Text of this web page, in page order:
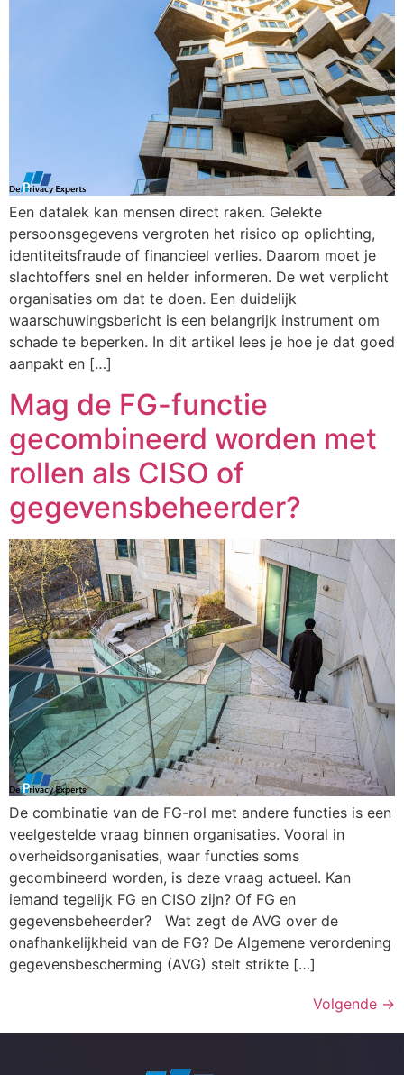
Een datalek kan mensen direct raken. Gelekte
persoonsgegevens vergroten het risico op oplichting,
identiteitsfraude of financieel verlies. Daarom moet je
slachtoffers snel en helder informeren. De wet verplicht
organisaties om dat te doen. Een duidelijk
waarschuwingsbericht is een belangrijk instrument om
schade te beperken. In dit artikel lees je hoe je dat goed
aanpakt en […]
Mag de FG-functie
gecombineerd worden met
rollen als CISO of
gegevensbeheerder?
De combinatie van de FG-rol met andere functies is een
veelgestelde vraag binnen organisaties. Vooral in
overheidsorganisaties, waar functies soms
gecombineerd worden, is deze vraag actueel. Kan
iemand tegelijk FG en CISO zijn? Of FG en
gegevensbeheerder? Wat zegt de AVG over de
onafhankelijkheid van de FG? De Algemene verordening
gegevensbescherming (AVG) stelt strikte […]
Volgende →